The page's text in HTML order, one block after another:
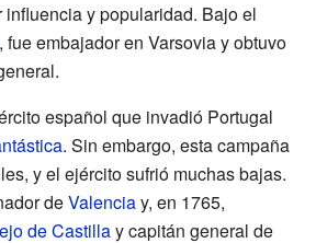
y popularidad. Bajo el
, fue embajador en Varsovia y obtuvo
español que invadió Portugal
. Sin embargo, esta campaña
y el ejército sufrió muchas bajas.
deValenciay, en 1765,
de Castillay capitán general de